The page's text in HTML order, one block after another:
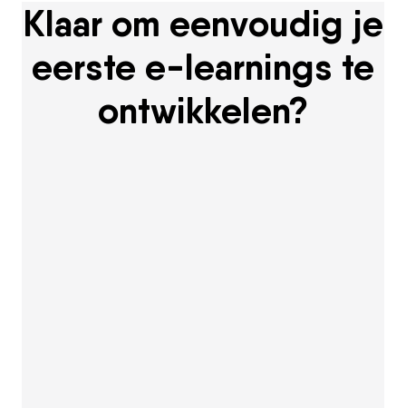
Klaar om eenvoudig je
eerste e-learnings te
ontwikkelen?